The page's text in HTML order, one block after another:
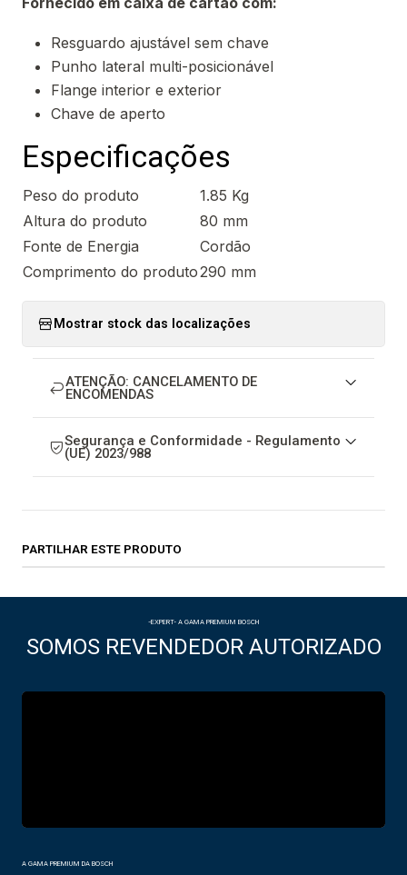
Resguardo ajustável sem chave
Punho lateral multi-posicionável
Flange interior e exterior
Chave de aperto
Especificações
Peso do produto
1.85 Kg
Altura do produto
80 mm
Fonte de Energia
Cordão
Comprimento do produto290 mm
Mostrar stock das localizações
ATENÇÃO: CANCELAMENTO DE
ENCOMENDAS
Segurança e Conformidade - Regulamento
(UE) 2023/988
PARTILHAR ESTE PRODUTO
-EXPERT- A GAMA PREMIUM BOSCH
SOMOS REVENDEDOR AUTORIZADO
A GAMA PREMIUM DA BOSCH